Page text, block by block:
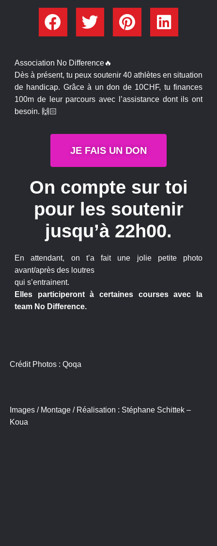
Association No Difference🔥
Dès à présent, tu peux soutenir 40 athlètes en situation
de handicap. Grâce à un don de 10CHF, tu finances
100m de leur parcours avec l’assistance dont ils ont
besoin. 🙌🏻
JE FAIS UN DON
On compte sur toi
pour les soutenir
jusqu’à 22h00.
En attendant, on t’a fait une jolie petite photo
avant/après des loutres
qui s’entrainent.
Elles participeront à certaines courses avec la
team No Difference.
Crédit Photos : Qoqa
Images / Montage / Réalisation : Stéphane Schittek –
Koua